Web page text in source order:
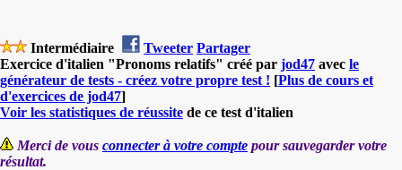
Intermédiaire Tweeter Partager
Exercice d'italien "Pronoms relatifs" créé par jod47 avec le
générateur de tests - créez votre propre test ! [Plus de cours et
d'exercices de jod47]
Voir les statistiques de réussite de ce test d'italien
Merci de vous connecter à votre compte pour sauvegarder votre
résultat.